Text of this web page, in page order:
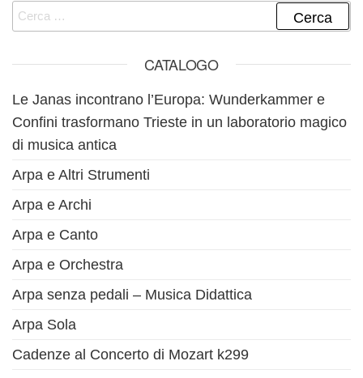
Ricerca per:
CATALOGO
Le Janas incontrano l’Europa: Wunderkammer e
Confini trasformano Trieste in un laboratorio magico
di musica antica
Arpa e Altri Strumenti
Arpa e Archi
Arpa e Canto
Arpa e Orchestra
Arpa senza pedali – Musica Didattica
Arpa Sola
Cadenze al Concerto di Mozart k299